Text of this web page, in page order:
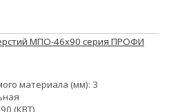
МПО-46х90 серия ПРОФИ
материала (мм): 3
(КВТ)